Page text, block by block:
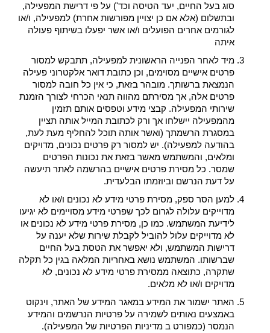
סוג בעל החיים, יעד הטיסה וכד') על פי דרישת המפעילה,
ובתשלום (אלא אם כן יצויין מפורשות אחרת) למפעילה, ו/או
לגורמים אחרים הפועלים ו/או אשר יפעלו בשיתוף פעולה
איתה
מיד לאחר הפנייה הראשונית למפעילה, תתבקש למסור
פרטים אישיים מסוימים, וכן כתובת דואר אלקטרוני פעילה
הנמצאת ברשותך. מובהר בזאת, כי אין כל חובה למסור
פרטים אלה, אך מסירתם מהווה תנאי הכרחי לצורך הזמנת
שירותי המפעילה. קבצי מידע וטפסים אותם תזמין
מהמפעילה יישלחו אך ורק לכתובת המייל אותה תציין
במסגרת הרשמתך (ואשר אותה תוכל להחליף מעת לעת,
בהודעה למפעילה). יש למסור רק פרטים נכונים, מדויקים
ומלאים, והמשתמש מאשר בזאת את נכונות הפרטים
שמסר. כל מסירת פרטים אישיים בהרשמה לאתר תיעשה
על דעת הנרשם וביוזמתו הבלעדית.
למען הסר ספק, מסירת פרטי מידע לא נכונים ו/או לא
מדוייקים עלולה לגרום לכך שפרטי מידע מסויימים לא יגיעו
לידיעת המשתמש. כמו כן, מסירת פרטי מידע לא נכונים או
לא מדוייקים עלול להוביל לקבלת שירות שלא יענה על
דרישות המשתמש, ולא יאפשר את הטסת בעל החיים
שברשותו. המשתמש נושא באחריות המלאה בגין כל תקלה
שתקרה, כתוצאה ממסירת פרטי מידע לא נכונים, לא
מדויקים ו/או לא מלאים.
האתר ישמור את המידע במאגר המידע של האתר, וינקוט
באמצעים נאותים לשמירה על פרטיות הנרשמים והמידע
הנמסר (כמפורט ב מדיניות הפרטיות של המפעילה).